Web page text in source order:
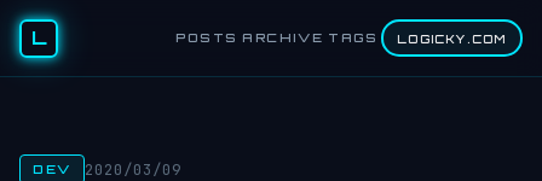
L POSTS ARCHIVE TAGS LOGICKY.COM
DEV 2020/03/09